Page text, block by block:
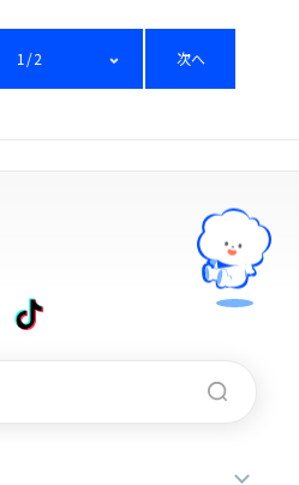
1/2 次へ